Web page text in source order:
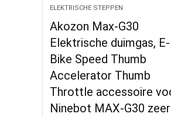
ELEKTRISCHE STEPPEN
Akozon Max-G30
Elektrische duimgas, E-
Bike Speed ​​​​Thumb
Accelerator Thumb
Throttle accessoire
Ninebot MAX-G30 zeer